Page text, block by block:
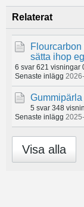
Relaterat
sätta ihop
6 svar 621 visningar
Senaste inlägg
5 svar 348
Senaste inlägg
Visa alla